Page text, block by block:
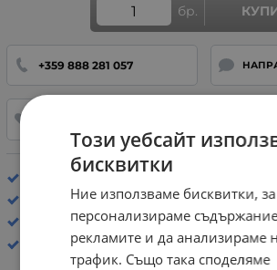
бр.
+359 888 281 057
Стелка: Ергономична
ОБУВКИ
Този уебсайт
бисквитки
Ние използваме бисквитки,
персонализираме
рекламите и да анализираме
трафик. Също така споделяме